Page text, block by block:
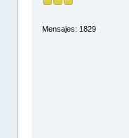
Mensajes: 1829